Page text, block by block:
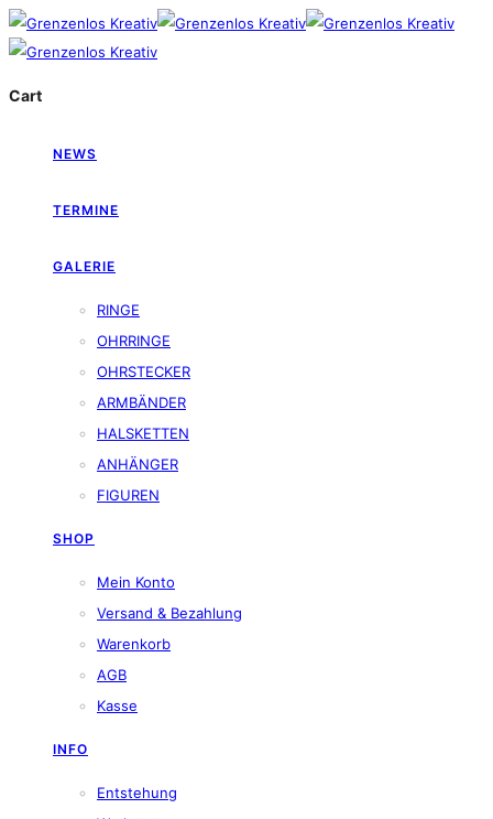
Cart
NEWS
TERMINE
GALERIE
RINGE
OHRRINGE
OHRSTECKER
ARMBÄNDER
HALSKETTEN
ANHÄNGER
FIGUREN
SHOP
Mein Konto
Versand & Bezahlung
Warenkorb
AGB
Kasse
INFO
Entstehung